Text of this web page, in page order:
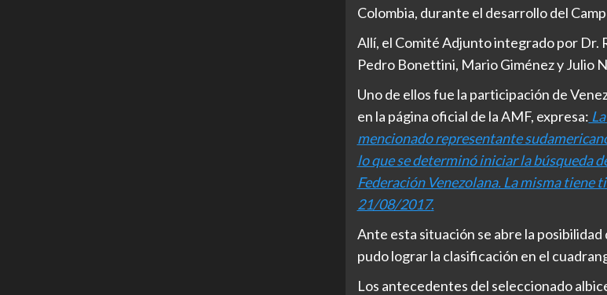
Colombia, durante el desarrollo del
Allí, el Comité Adjunto integrado por Dr.
Pedro Bonettini, Mario Giménez y Julio
Uno de ellos fue la participación de
en la página oficial de la AMF, expresa:
mencionado representante
lo que se determinó iniciar la búsqueda
Federación Venezolana. La misma
21/08/2017.
Ante esta situación se abre la
pudo lograr la clasificación en el
Los antecedentes del seleccionado